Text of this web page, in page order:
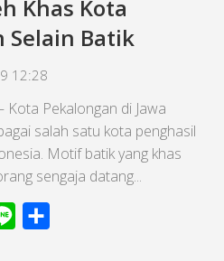
Khas Kota
Selain Batik
12:28
Pekalongan di Jawa
salah satu kota penghasil
Motif batik yang khas
sengaja datang...
Line